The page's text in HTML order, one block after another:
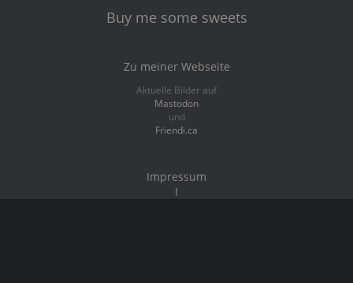
Buy me some sweets
Zu meiner Webseite
Aktuelle Bilder auf
Mastodon
und
Friendi.ca
Impressum
I